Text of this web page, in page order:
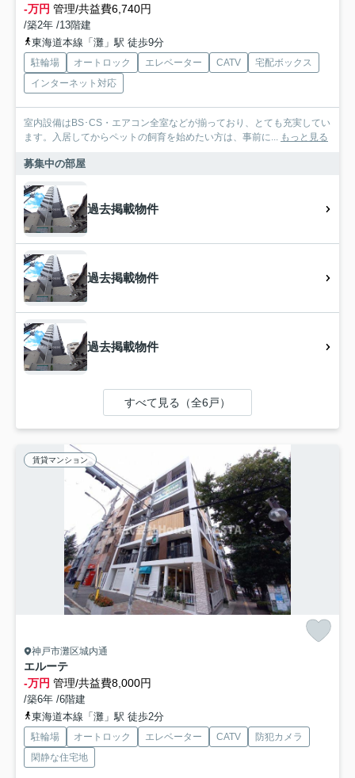
-万円 管理/共益費6,740円
/築2年 /13階建
東海道本線「灘」駅 徒歩9分
駐輪場 オートロック エレベーター CATV
宅配ボックス
インターネット対応
室内設備はBS･CS・エアコン全室などが揃っており、とても充実してい
ます。入居してからペットの飼育を始めたい方は、事前に... もっと見る
募集中の部屋
過去掲載物件
過去掲載物件
過去掲載物件
すべて見る（全6戸）
賃貸マンション
神戸市灘区城内通
エルーテ
-万円 管理/共益費8,000円
/築6年 /6階建
東海道本線「灘」駅 徒歩2分
駐輪場 オートロック エレベーター CATV
防犯カメラ
閑静な住宅地